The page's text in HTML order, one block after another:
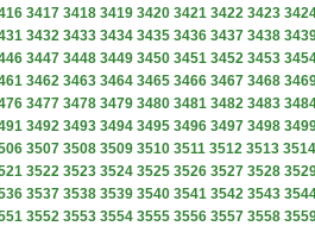
3417 3418 3419 3420 3421 3422 3423
3432 3433 3434 3435 3436 3437 3438
3447 3448 3449 3450 3451 3452 3453
3462 3463 3464 3465 3466 3467 3468
3477 3478 3479 3480 3481 3482 3483
3492 3493 3494 3495 3496 3497 3498
3507 3508 3509 3510 3511 3512 3513 3514
3522 3523 3524 3525 3526 3527 3528
3537 3538 3539 3540 3541 3542 3543
3552 3553 3554 3555 3556 3557 3558